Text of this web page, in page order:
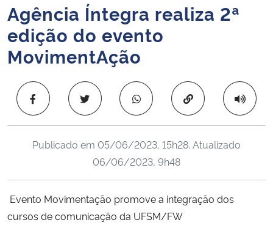
Ministério da Infraestrutura
Ministério da Agricultura, Pecuária e Abastecimento
Ministério da Educação
Ministério da Ciência, Tecnologia, Inovações e Comunicações
Início do conteúdo
Agência Íntegra realiza 2ª
edição do evento
MovimentAção
Copiar para área
Publicado em 05/06/2023, 15h28. Atualizado
06/06/2023, 9h48
Evento Movimentação promove a integração dos
cursos de comunicação da UFSM/FW